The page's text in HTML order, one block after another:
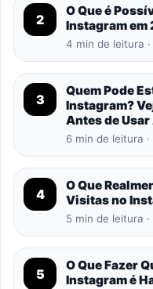
2
O Que é
Instagram em
4 min de leitura
3
Quem Pode
Instagram?
Antes de
6 min de leitura
4
O Que
Visitas no
5 min de leitura
5
O Que Fazer
Instagram é